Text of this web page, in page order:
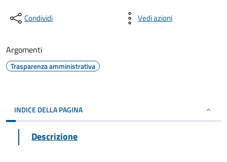
Condividi Vedi azioni
Argomenti
Trasparenza amministrativa
INDICE DELLA PAGINA
Descrizione